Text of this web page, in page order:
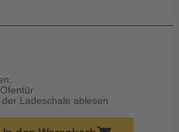
Ladeschale ablesen
Menge